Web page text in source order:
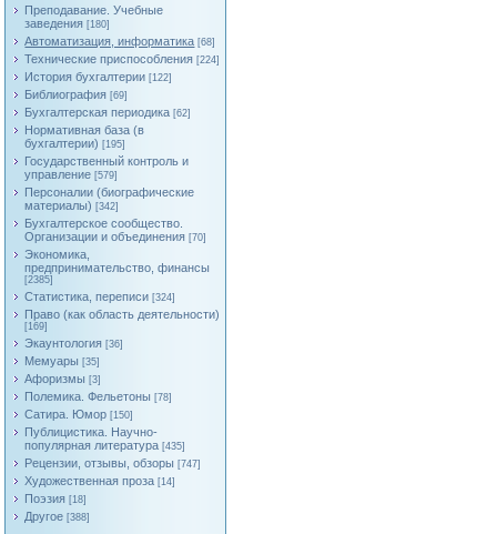
Преподавание. Учебные
заведения [180]
Автоматизация, информатика [68]
Технические приспособления [224]
История бухгалтерии [122]
Библиография [69]
Бухгалтерская периодика [62]
Нормативная база (в
бухгалтерии) [195]
Государственный контроль и
управление [579]
Персоналии (биографические
материалы) [342]
Бухгалтерское сообщество.
Организации и объединения [70]
Экономика,
предпринимательство, финансы
[2385]
Статистика, переписи [324]
Право (как область деятельности)
[169]
Экаунтология [36]
Мемуары [35]
Афоризмы [3]
Полемика. Фельетоны [78]
Сатира. Юмор [150]
Публицистика. Научно-
популярная литература [435]
Рецензии, отзывы, обзоры [747]
Художественная проза [14]
Поэзия [18]
Другое [388]